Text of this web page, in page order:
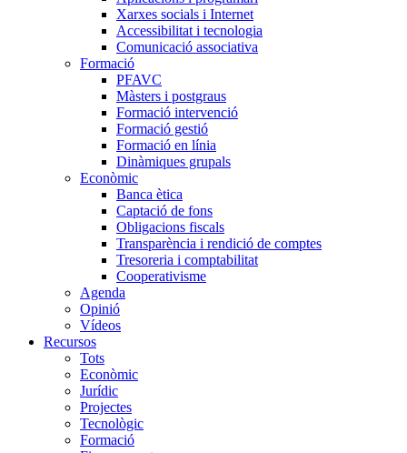
Xarxes socials i Internet
Accessibilitat i tecnologia
Comunicació associativa
Formació
PFAVC
Màsters i postgraus
Formació intervenció
Formació gestió
Formació en línia
Dinàmiques grupals
Econòmic
Banca ètica
Captació de fons
Obligacions fiscals
Transparència i rendició de comptes
Tresoreria i comptabilitat
Cooperativisme
Agenda
Opinió
Vídeos
Recursos
Tots
Econòmic
Jurídic
Projectes
Tecnològic
Formació